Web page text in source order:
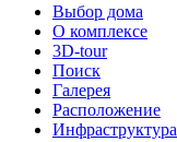
Выбор дома
О комплексе
3D-tour
Поиск
Галерея
Расположение
Инфраструктура